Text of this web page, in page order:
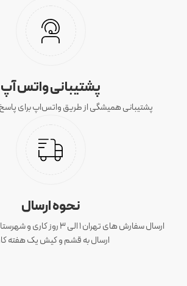
پشتیبانی واتس آپ
پشتیبانی همیشگی از طریق واتس‌اپ برای
نحوه ارسال
ارسال به قشم و کیش یک هفته